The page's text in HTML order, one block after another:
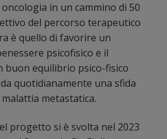
in un cammino di 50
del percorso terapeutico
è quello di favorire un
psicofisico e il
buon equilibrio psico-fisico
quotidianamente una sfida
metastatica.
progetto si è svolta nel 2023